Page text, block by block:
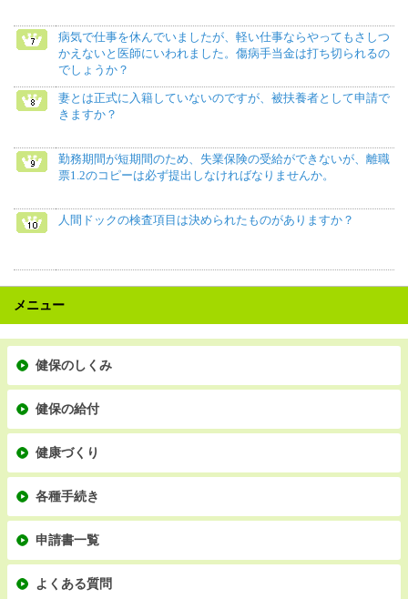
病気で仕事を休んでいましたが、軽い仕事ならやってもさしつ
かえないと医師にいわれました。傷病手当金は打ち切られるの
でしょうか？
妻とは正式に入籍していないのですが、被扶養者として申請で
きますか？
勤務期間が短期間のため、失業保険の受給ができないが、離職
票1.2のコピーは必ず提出しなければなりませんか。
人間ドックの検査項目は決められたものがありますか？
メニュー
健保のしくみ
健保の給付
健康づくり
各種手続き
申請書一覧
よくある質問